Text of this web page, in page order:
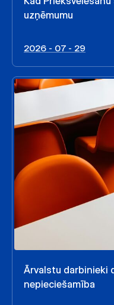
uzņēmumu
2026 - 07 - 29
Ārvalstu darbinieki
nepieciešamība